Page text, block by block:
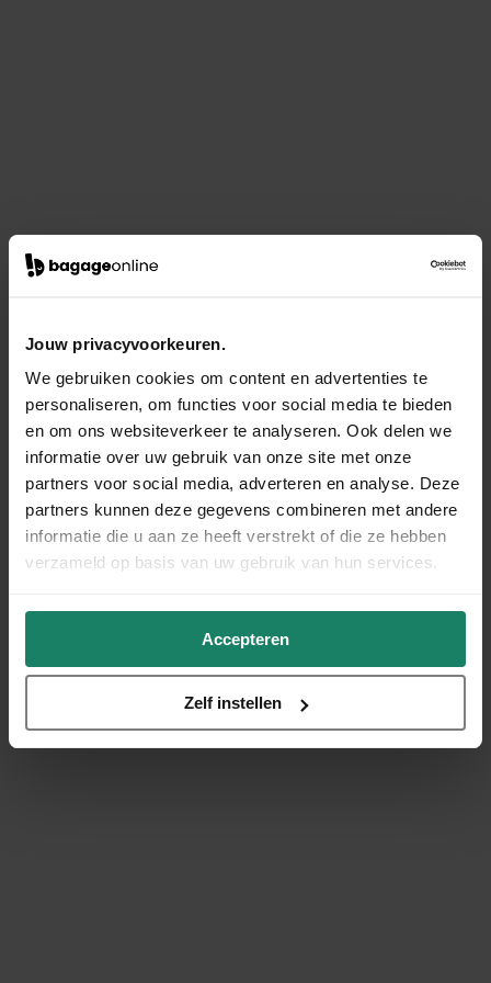
Jouw privacyvoorkeuren.
We gebruiken cookies om content en advertenties te
personaliseren, om functies voor social media te bieden
en om ons websiteverkeer te analyseren. Ook delen we
informatie over uw gebruik van onze site met onze
partners voor social media, adverteren en analyse. Deze
partners kunnen deze gegevens combineren met andere
informatie die u aan ze heeft verstrekt of die ze hebben
verzameld op basis van uw gebruik van hun services.
Accepteren
Zelf instellen